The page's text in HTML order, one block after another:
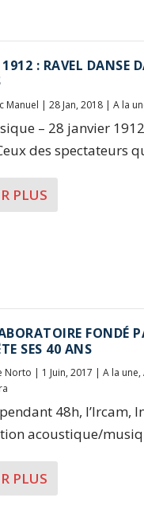
: RAVEL DANSE
Manuel | 28 Jan, 2018| A la
– 28 janvier
des spectateurs
PLUS
FONDÉ
SES 40 ANS
Norto | 1 Juin, 2017 | A la une,
48h, l’Ircam,
acoustique/
PLUS